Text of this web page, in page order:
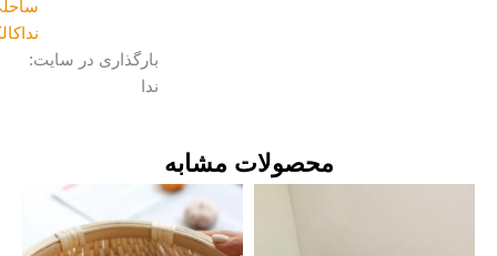
,
نداکالکشن
بارگذاری در سایت:
محصولات مشابه